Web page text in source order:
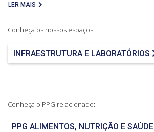
LER MAIS
Conheça os nossos espaços:
INFRAESTRUTURA E LABORATÓRIOS
Conheça o PPG relacionado:
PPG ALIMENTOS, NUTRIÇÃO E SAÚDE